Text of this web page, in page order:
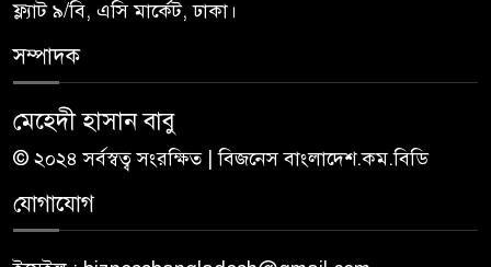
ফ্ল্যাট ৯/বি, এসি মার্কেট, ঢাকা।
সম্পাদক
মেহেদী হাসান বাবু
© ২০২৪ সর্বস্বত্ব সংরক্ষিত | বিজনেস বাংলাদেশ.কম.বিডি
যোগাযোগ